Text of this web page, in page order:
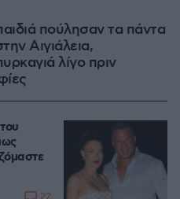
πούλησαν τα πάντα
Αιγιάλεια,
λίγο πριν